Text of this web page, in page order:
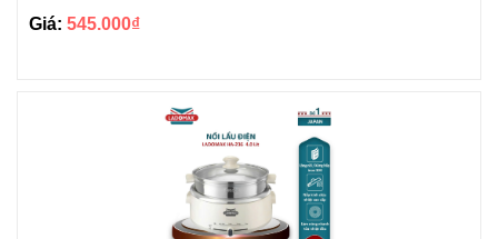
Giá: 545.000₫